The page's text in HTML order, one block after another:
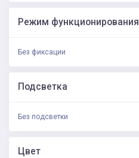
Режим функционирования
Без фиксации
Подсветка
Без подсветки
Цвет